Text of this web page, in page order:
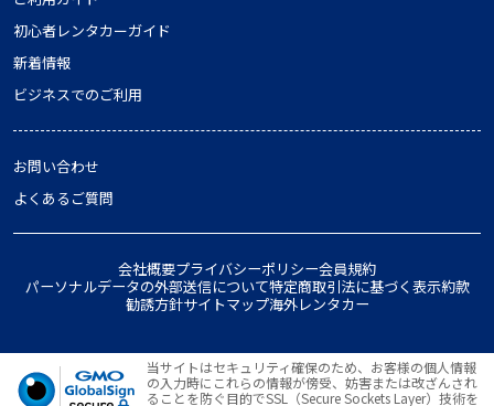
初心者レンタカーガイド
新着情報
ビジネスでのご利用
お問い合わせ
よくあるご質問
会社概要プライバシーポリシー会員規約
パーソナルデータの外部送信について特定商取引法に基づく表示約款
勧誘方針サイトマップ海外レンタカー
当サイトはセキュリティ確保のため、お客様の個人情報
の入力時にこれらの情報が傍受、妨害または改ざんされ
ることを防ぐ目的でSSL（Secure Sockets Layer）技術を